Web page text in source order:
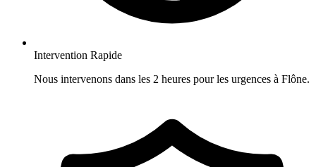
Intervention Rapide
Nous intervenons dans les 2 heures pour les urgences à Flône.